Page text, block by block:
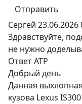
Отправить
Сергей 23.06.2026
Здравствуйте,
не нужно
Ответ ATP
Добрый день
Данная
кузова Lexus